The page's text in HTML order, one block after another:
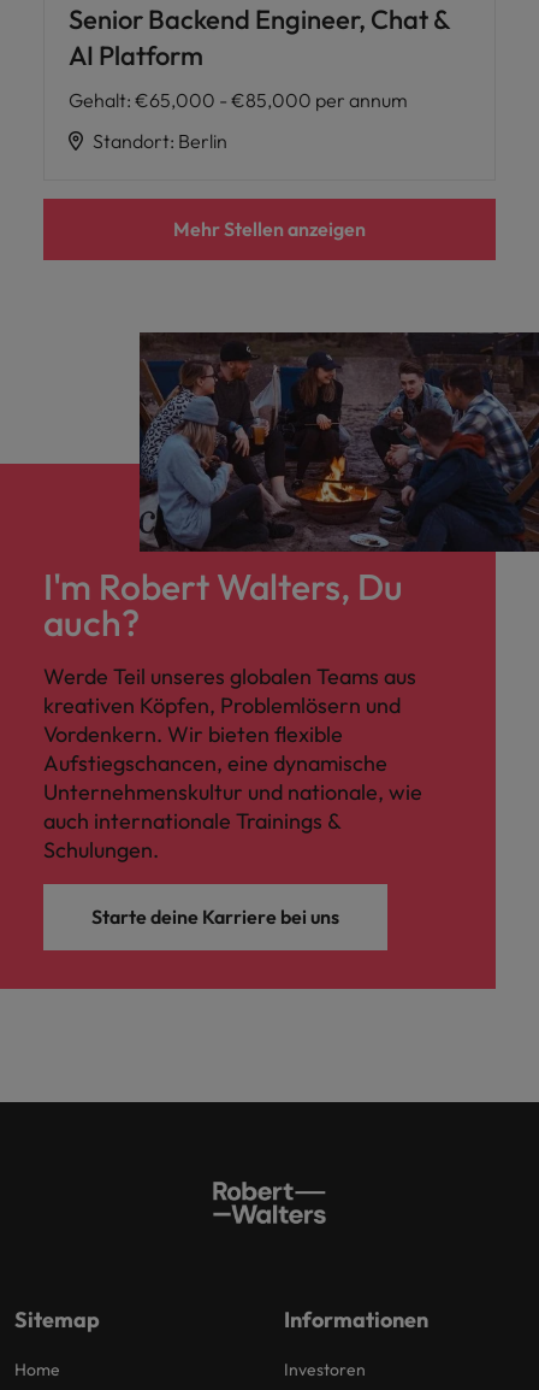
Senior Backend Engineer, Chat &
AI Platform
Gehalt: €65,000 - €85,000 per annum
Standort: Berlin
Mehr Stellen anzeigen
I'm Robert Walters, Du
auch?
Werde Teil unseres globalen Teams aus
kreativen Köpfen, Problemlösern und
Vordenkern. Wir bieten flexible
Aufstiegschancen, eine dynamische
Unternehmenskultur und nationale, wie
auch internationale Trainings &
Schulungen.
Starte deine Karriere bei uns
Sitemap
Home
Informationen
Investoren